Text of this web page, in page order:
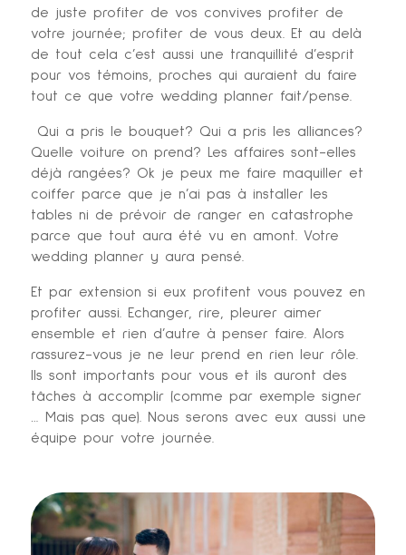
de juste profiter de vos convives profiter de
votre journée; profiter de vous deux. Et au delà
de tout cela c’est aussi une tranquillité d’esprit
pour vos témoins, proches qui auraient du faire
tout ce que votre wedding planner fait/pense.
Qui a pris le bouquet? Qui a pris les alliances?
Quelle voiture on prend? Les affaires sont-elles
déjà rangées? Ok je peux me faire maquiller et
coiffer parce que je n’ai pas à installer les
tables ni de prévoir de ranger en catastrophe
parce que tout aura été vu en amont. Votre
wedding planner y aura pensé.
Et par extension si eux profitent vous pouvez en
profiter aussi. Echanger, rire, pleurer aimer
ensemble et rien d’autre à penser faire. Alors
rassurez-vous je ne leur prend en rien leur rôle.
Ils sont importants pour vous et ils auront des
tâches à accomplir (comme par exemple signer
… Mais pas que). Nous serons avec eux aussi une
équipe pour votre journée.